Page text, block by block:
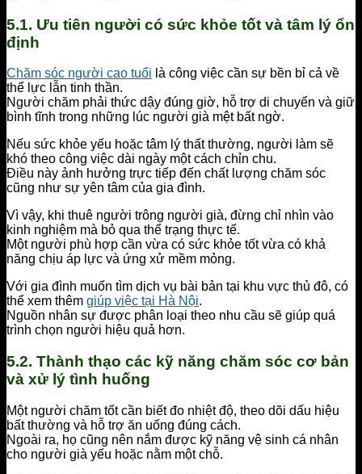
5.1. Ưu tiên người có sức khỏe tốt và tâm lý ổn
định
Chăm sóc người cao tuổi là công việc cần sự bền bỉ cả về
thể lực lẫn tinh thần.
Người chăm phải thức dậy đúng giờ, hỗ trợ di chuyển và giữ
bình tĩnh trong những lúc người già mệt bất ngờ.
Nếu sức khỏe yếu hoặc tâm lý thất thường, người làm sẽ
khó theo công việc dài ngày một cách chỉn chu.
Điều này ảnh hưởng trực tiếp đến chất lượng chăm sóc
cũng như sự yên tâm của gia đình.
Vì vậy, khi thuê người trông người già, đừng chỉ nhìn vào
kinh nghiệm mà bỏ qua thể trạng thực tế.
Một người phù hợp cần vừa có sức khỏe tốt vừa có khả
năng chịu áp lực và ứng xử mềm mỏng.
Với gia đình muốn tìm dịch vụ bài bản tại khu vực thủ đô, có
thể xem thêm giúp việc tại Hà Nội.
Nguồn nhân sự được phân loại theo nhu cầu sẽ giúp quá
trình chọn người hiệu quả hơn.
5.2. Thành thạo các kỹ năng chăm sóc cơ bản
và xử lý tình huống
Một người chăm tốt cần biết đo nhiệt độ, theo dõi dấu hiệu
bất thường và hỗ trợ ăn uống đúng cách.
Ngoài ra, họ cũng nên nắm được kỹ năng vệ sinh cá nhân
cho người già yếu hoặc nằm một chỗ.